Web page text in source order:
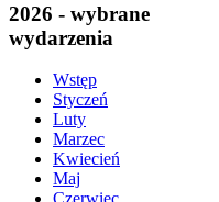
2026 - wybrane
wydarzenia
Wstęp
Styczeń
Luty
Marzec
Kwiecień
Maj